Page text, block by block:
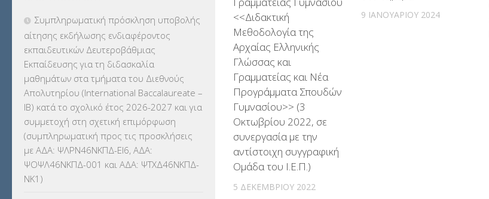
<<Διδακτική
Μεθοδολογία της
Αρχαίας Ελληνικής
Γλώσσας και
Γραμματείας και Νέα
Προγράμματα Σπουδών
Γυμνασίου>> (3
Οκτωβρίου 2022, σε
συνεργασία με την
αντίστοιχη συγγραφική
Ομάδα του Ι.Ε.Π.)
5 ΔΕΚΕΜΒΡΊΟΥ 2022
9 ΙΑΝΟΥΑΡΊΟΥ 2024
ΕΚΠΑΙΔΕΥΤΙΚΑ ΘΕΜΑΤΑ (2.824)
ΕΠΑΛ(366)
ΕΠΙΜΟΡΦΩΣΗ Τ.Π.Ε.(10)
ΕΥΡΩΠΑΪΚΑ ΠΡΟΓΡΑΜΜΑΤΑ(230)
ΚΕΣΥ(60)
ΚΕΣΥΠ(109)
Συμπληρωματική πρόσκληση υποβολής
αίτησης εκδήλωσης ενδιαφέροντος
εκπαιδευτικών Δευτεροβάθμιας
Εκπαίδευσης για τη διδασκαλία
μαθημάτων στα τμήματα του Διεθνούς
Απολυτηρίου (International Baccalaureate –
IB) κατά το σχολικό έτος 2026-2027 και για
συμμετοχή στη σχετική επιμόρφωση
(συμπληρωματική προς τις προσκλήσεις
με ΑΔΑ: ΨΛΡΝ46ΝΚΠΔ-ΕΙ6, ΑΔΑ:
ΨΟΨΛ46ΝΚΠΔ-001 και ΑΔΑ: ΨΤΧΔ46ΝΚΠΔ-
ΝΚ1)